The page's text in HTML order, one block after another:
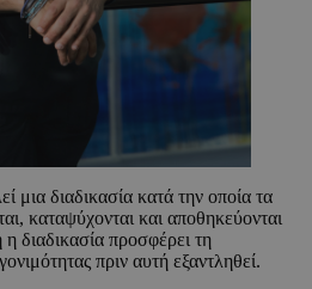
μια διαδικασία κατά την οποία τα
καταψύχονται και αποθηκεύονται
διαδικασία προσφέρει τη
πριν αυτή εξαντληθεί.